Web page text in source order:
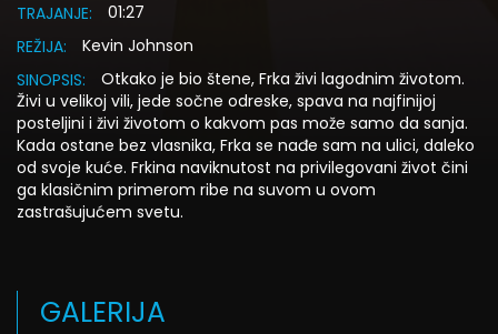
TRAJANJE:
01:27
REŽIJA:
Kevin Johnson
SINOPSIS:
Otkako je bio štene, Frka živi lagodnim životom.
Živi u velikoj vili, jede sočne odreske, spava na najfinijoj
posteljini i živi životom o kakvom pas može samo da sanja.
Kada ostane bez vlasnika, Frka se nađe sam na ulici, daleko
od svoje kuće. Frkina naviknutost na privilegovani život čini
ga klasičnim primerom ribe na suvom u ovom
zastrašujućem svetu.
GALERIJA